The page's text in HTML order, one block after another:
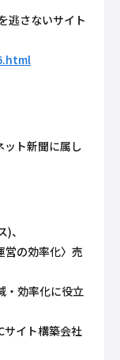
逃さないサイト
ト新聞に属し
、
営の効率化〉売
・効率化に役立
サイト構築会社